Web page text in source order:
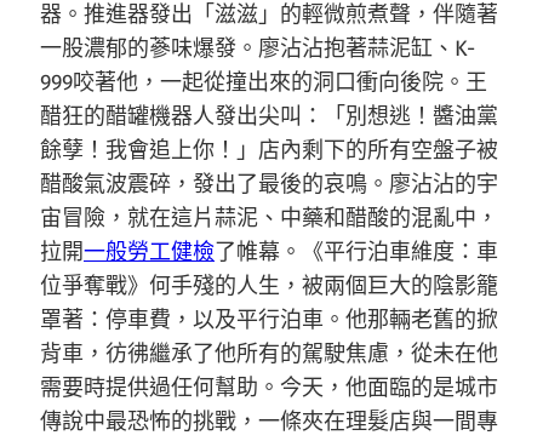
器。推進器發出「滋滋」的輕微煎煮聲，伴隨著
一股濃郁的蔘味爆發。廖沾沾抱著蒜泥缸、K-
999咬著他，一起從撞出來的洞口衝向後院。王
醋狂的醋罐機器人發出尖叫：「別想逃！醬油黨
餘孽！我會追上你！」店內剩下的所有空盤子被
醋酸氣波震碎，發出了最後的哀鳴。廖沾沾的宇
宙冒險，就在這片蒜泥、中藥和醋酸的混亂中，
拉開一般勞工健檢了帷幕。《平行泊車維度：車
位爭奪戰》何手殘的人生，被兩個巨大的陰影籠
罩著：停車費，以及平行泊車。他那輛老舊的掀
背車，彷彿繼承了他所有的駕駛焦慮，從未在他
需要時提供過任何幫助。今天，他面臨的是城市
傳說中最恐怖的挑戰，一條夾在理髮店與一間專